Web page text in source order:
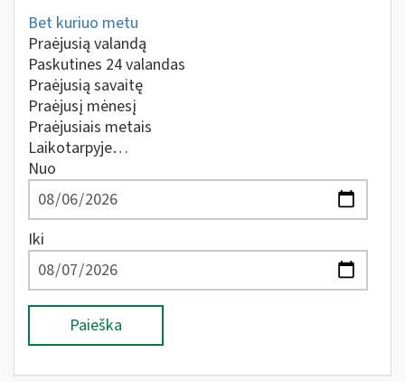
Bet kuriuo metu
Praėjusią valandą
Paskutines 24 valandas
Praėjusią savaitę
Praėjusį mėnesį
Praėjusiais metais
Laikotarpyje…
Nuo
Iki
Paieška